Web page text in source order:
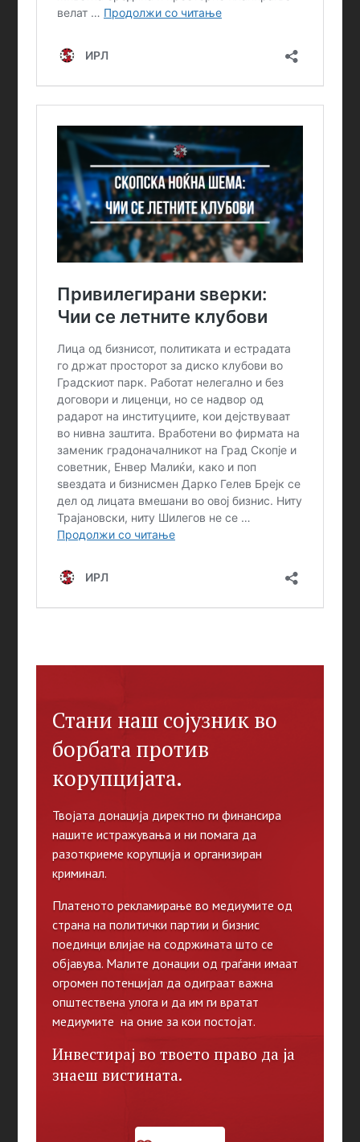
Стани наш сојузник во
борбата против
корупцијата.
Твојата донација директно ги финансира
нашите истражувања и ни помага да
разоткриеме корупција и организиран
криминал.
Платеното рекламирање во медиумите од
страна на политички партии и бизнис
поединци влијае на содржината што се
објавува. Малите донации од граѓани имаат
огромен потенцијал да одиграат важна
општествена улога и да им ги вратат
медиумите на оние за кои постојат.
Инвестирај во твоето право да ја
знаеш вистината.